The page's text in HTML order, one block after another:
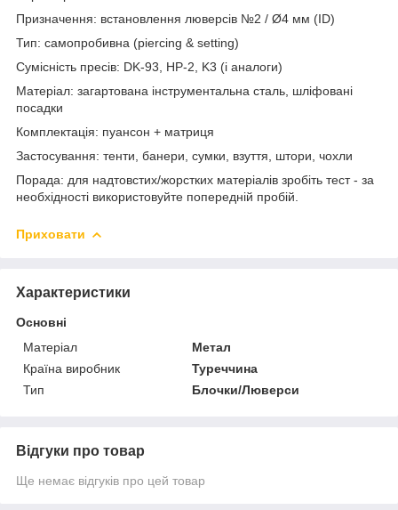
Призначення: встановлення люверсів №2 / Ø4 мм (ID)
Тип: самопробивна (piercing & setting)
Сумісність пресів: DK-93, НР-2, K3 (і аналоги)
Матеріал: загартована інструментальна сталь, шліфовані
посадки
Комплектація: пуансон + матриця
Застосування: тенти, банери, сумки, взуття, штори, чохли
Порада: для надтовстих/жорстких матеріалів зробіть тест - за
необхідності використовуйте попередній пробій.
Приховати
Характеристики
Основні
Матеріал
Метал
Країна виробник
Туреччина
Тип
Блочки/Люверси
Відгуки про товар
Ще немає відгуків про цей товар